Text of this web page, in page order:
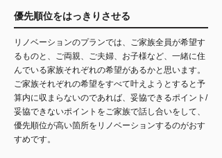
優先順位をはっきりさせる
リノベーションのプランでは、ご家族全員が希望す
るものと、ご両親、ご夫婦、お子様など、一緒に住
んでいる家族それぞれの希望があるかと思います。
ご家族それぞれの希望をすべて叶えようとすると予
算内に収まらないのであれば、妥協できるポイント/
妥協できないポイントをご家族で話し合いをして、
優先順位が高い箇所をリノベーションするのがおす
すめです。